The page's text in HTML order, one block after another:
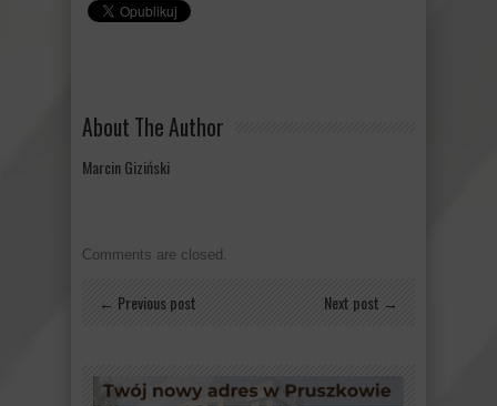
About The Author
Marcin Giziński
Comments are closed.
← Previous post Next post →